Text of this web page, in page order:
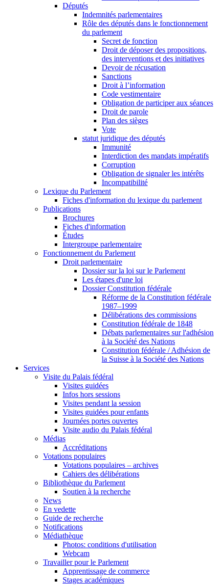
Députés
Indemnités parlementaires
Rôle des députés dans le fonctionnement
du parlement
Secret de fonction
Droit de déposer des propositions,
des interventions et des initiatives
Devoir de récusation
Sanctions
Droit à l’information
Code vestimentaire
Obligation de participer aux séances
Droit de parole
Plan des sièges
Vote
statut juridique des députés
Immunité
Interdiction des mandats impératifs
Corruption
Obligation de signaler les intérêts
Incompatibilité
Lexique du Parlement
Fiches d'information du lexique du parlement
Publications
Brochures
Fiches d'information
Études
Intergroupe parlementaire
Fonctionnement du Parlement
Droit parlementaire
Dossier sur la loi sur le Parlement
Les étapes d'une loi
Dossier Constitution fédérale
Réforme de la Constitution fédérale
1987–1999
Délibérations des commissions
Constitution fédérale de 1848
Débats parlementaires sur l'adhésion
à la Société des Nations
Constitution fédérale / Adhésion de
la Suisse à la Société des Nations
Services
Visite du Palais fédéral
Visites guidées
Infos hors sessions
Visites pendant la session
Visites guidées pour enfants
Journées portes ouvertes
Visite audio du Palais fédéral
Médias
Accréditations
Votations populaires
Votations populaires – archives
Cahiers des délibérations
Bibliothèque du Parlement
Soutien à la recherche
News
En vedette
Guide de recherche
Notifications
Médiathèque
Photos: conditions d'utilisation
Webcam
Travailler pour le Parlement
Apprentissage de commerce
Stages académiques